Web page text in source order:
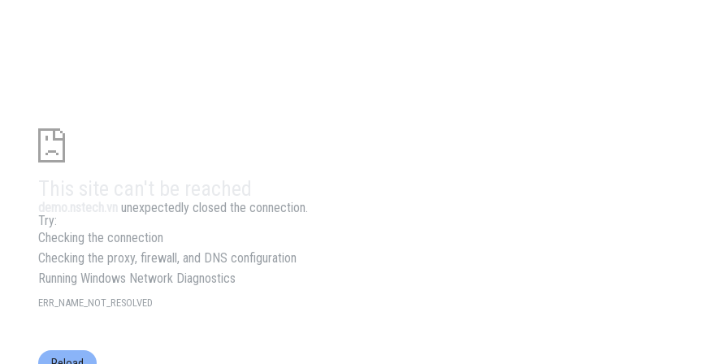
unexpectedly closed the connection.
Try:
Checking the connection
Checking the proxy, firewall, and DNS configuration
Running Windows Network Diagnostics
ERR_NAME_NOT_RESOLVED